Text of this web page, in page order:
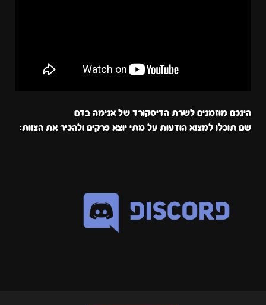
הינכם מוזמנים לשרת הדיסקורד של אנימה בדם
שם תוכלו למצוא הודעות על מתי יוצא פרקים ולהכיר את הצוות: